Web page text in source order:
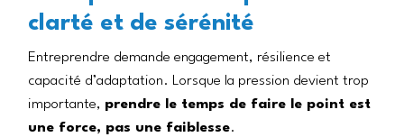
clarté et de sérénité
Entreprendre demande engagement, résilience et
capacité d’adaptation. Lorsque la pression devient trop
importante, prendre le temps de faire le point est
une force, pas une faiblesse.